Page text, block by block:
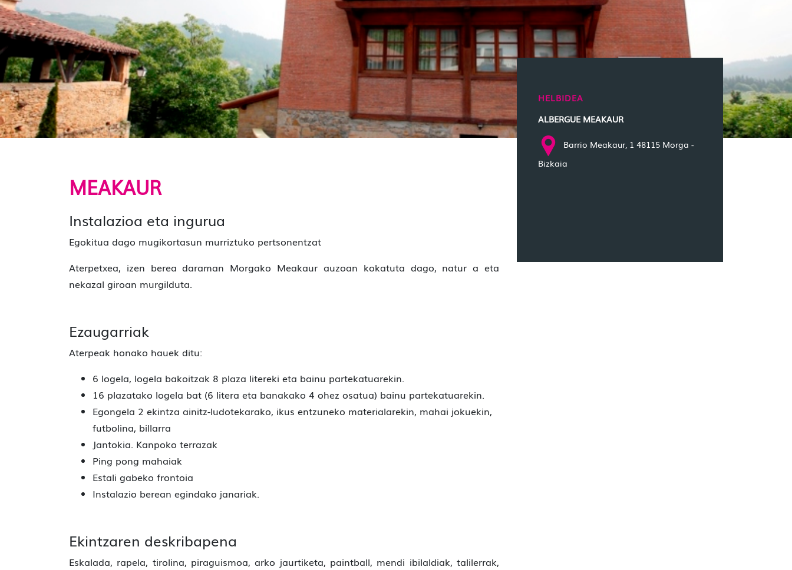
MEAKAUR
Instalazioa eta ingurua
Egokitua dago mugikortasun murriztuko pertsonentzat
Aterpetxea, izen berea daraman Morgako Meakaur auzoan kokatuta dago, natur a eta
nekazal giroan murgilduta.
Ezaugarriak
Aterpeak honako hauek ditu:
6 logela, logela bakoitzak 8 plaza litereki eta bainu partekatuarekin.
16 plazatako logela bat (6 litera eta banakako 4 ohez osatua) bainu partekatuarekin.
Egongela 2 ekintza ainitz-ludotekarako, ikus entzuneko materialarekin, mahai jokuekin,
futbolina, billarra
Jantokia. Kanpoko terrazak
Ping pong mahaiak
Estali gabeko frontoia
Instalazio berean egindako janariak.
Ekintzaren deskribapena
Eskalada, rapela, tirolina, piraguismoa, arko jaurtiketa, paintball, mendi ibilaldiak, talilerrak,
HELBIDEA
ALBERGUE MEAKAUR
Barrio Meakaur, 1 48115 Morga -
Bizkaia